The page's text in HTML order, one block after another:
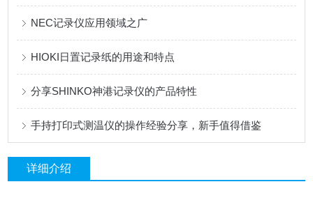
NEC记录仪应用领域之广
HIOKI日置记录纸的用途和特点
分享SHINKO神港记录仪的产品特性
手持打印式测温仪的操作经验分享，新手值得借鉴
详细介绍